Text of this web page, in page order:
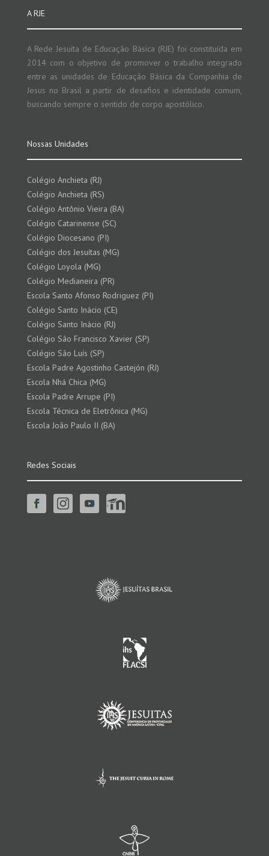
A RJE
A Rede Jesuíta de Educação Básica (RJE) foi constituída em
2014 com o objetivo de promover o trabalho integrado
entre as unidades de Educação Básica da Companhia de
Jesus no Brasil a partir de desafios e identidade comum,
buscando sempre o sentido de corpo apostólico.
Nossas Unidades
Colégio Anchieta (RJ)
Colégio Anchieta (RS)
Colégio Antônio Vieira (BA)
Colégio Catarinense (SC)
Colégio Diocesano (PI)
Colégio dos Jesuítas (MG)
Colégio Loyola (MG)
Colégio Medianeira (PR)
Escola Santo Afonso Rodriguez (PI)
Colégio Santo Inácio (CE)
Colégio Santo Inácio (RJ)
Colégio São Francisco Xavier (SP)
Colégio São Luís (SP)
Escola Padre Agostinho Castejón (RJ)
Escola Nhá Chica (MG)
Escola Padre Arrupe (PI)
Escola Técnica de Eletrônica (MG)
Escola João Paulo II (BA)
Redes Sociais